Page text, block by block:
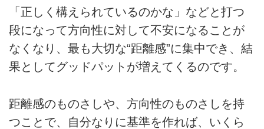
「正しく構えられているのかな」などと打つ
段になって方向性に対して不安になることが
なくなり、最も大切な“距離感”に集中でき、結
果としてグッドパットが増えてくるのです。
距離感のものさしや、方向性のものさしを持
つことで、自分なりに基準を作れば、いくら